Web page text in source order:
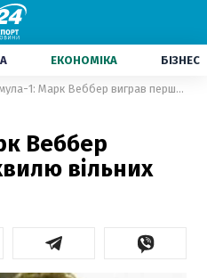
ЕКОНОМІКА БІЗНЕС
Формула-1: Марк Веббер виграв першу хвилю вільних заїздів
Веббер
вільних